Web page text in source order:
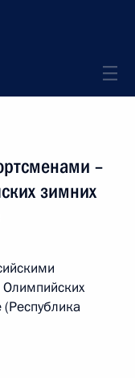
–
зимних
Олимпийских
(Республика